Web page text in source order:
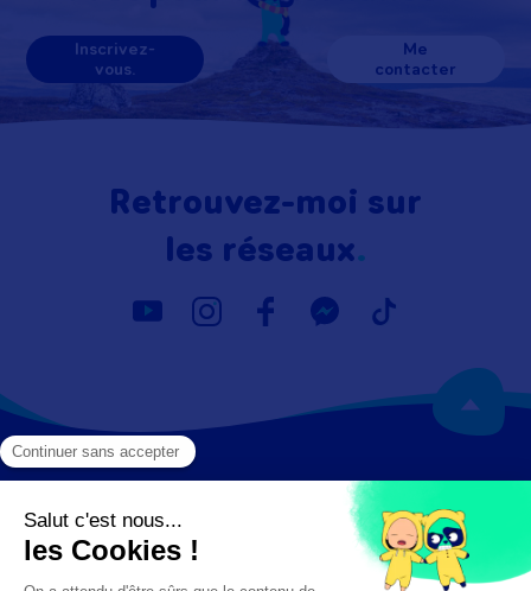
Inscrivez-
vous.
Me
contacter
Retrouvez-moi sur
les réseaux
Mentions légales